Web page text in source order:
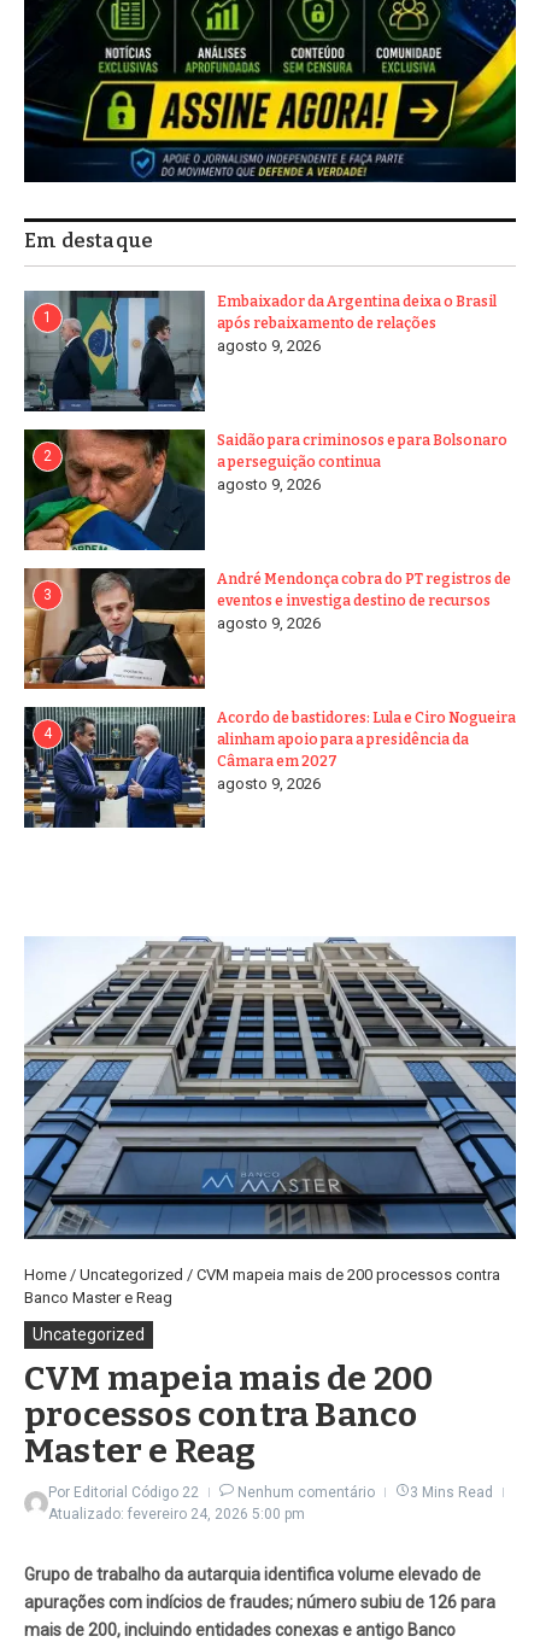
Em destaque
1
Embaixador da Argentina deixa o Brasil
após rebaixamento de relações
agosto 9, 2026
2
Saidão para criminosos e para Bolsonaro
a perseguição continua
agosto 9, 2026
3
André Mendonça cobra do PT registros de
eventos e investiga destino de recursos
agosto 9, 2026
4
Acordo de bastidores: Lula e Ciro Nogueira
alinham apoio para a presidência da
Câmara em 2027
agosto 9, 2026
Home / Uncategorized / CVM mapeia mais de 200 processos contra
Banco Master e Reag
Uncategorized
CVM mapeia mais de 200
processos contra Banco
Master e Reag
Por Editorial Código 22 Nenhum comentário
3 Mins Read
Atualizado: fevereiro 24, 2026 5:00 pm
Grupo de trabalho da autarquia identifica volume elevado de
apurações com indícios de fraudes; número subiu de 126 para
mais de 200, incluindo entidades conexas e antigo Banco